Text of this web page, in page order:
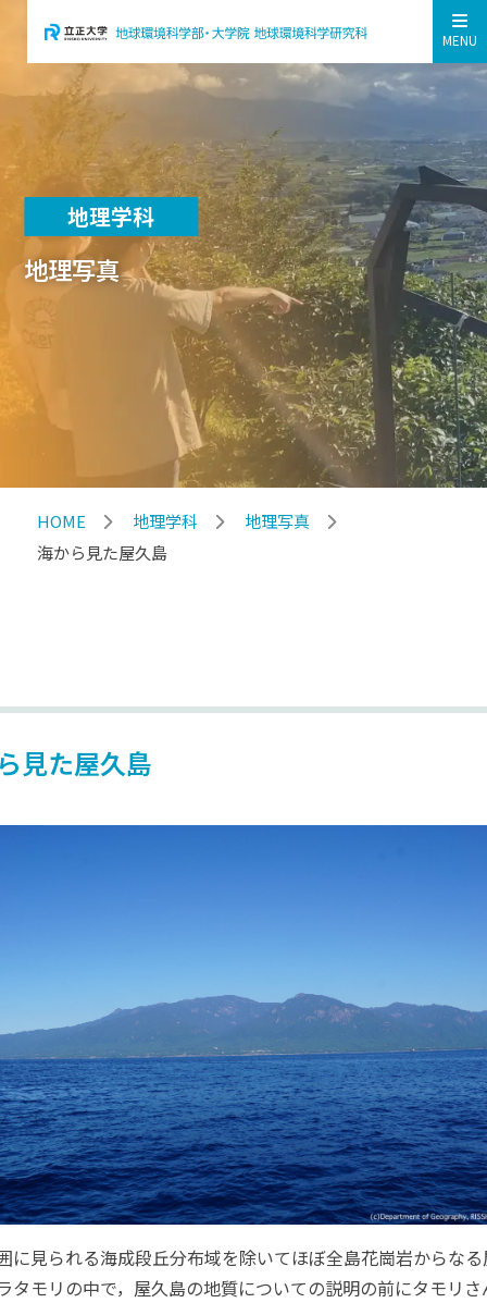
MENU
地理学科
地理写真
HOME 地理学科
地理写真
海から見た屋久島
見た屋久島
に見られる海成段丘分布域を除いてほぼ全島花崗岩からな
タモリの中で，屋久島の地質についての説明の前にタモリさ